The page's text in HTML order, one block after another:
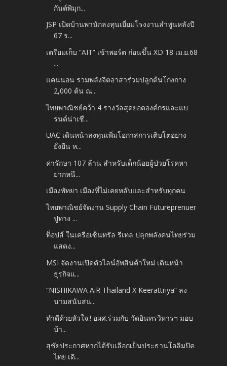
กันต์พิมุก...
JSP เปิดบ้านพานักลงทุนเยี่ยมโรงงานลำพูนหลังปี
67 ร...
เตรียมเก็บ “AIT” เข้าพอร์ต ก่อนขึ้น XD 18 เม.ย.68
...
แคนนอน รวมพลังจิตอาสาร่วมปลูกต้นโกงกาง
2,000 ต้น ณ...
ไทยพาณิชย์คว้า 4 รางวัลสุดยอดองค์กรและแบ
รนด์น่าเชื...
UAC เดินหน้าลงทุนเพิ่มโอกาสการเติบโตอย่าง
ยั่งยืน ห...
ค่ารักษา 107 ล้าน สำหรับเด็กน้อยผู้ป่วยโรคหา
ยากหนึ...
เมืองพัทยา เมืองที่ไม่เคยหลับและสำหรับทุกคน
ไทยพาณิชย์จัดงาน Supply Chain Futureprenuer
ปูทาง ...
ท็อปส์ ในเครือเซ็นทรัล รีเทล ปลุกพลังคนไทยร่วม
แสดง...
MSI จัดงานเปิดตัวไลน์อัพสินค้าใหม่ เดินหน้า
ธุรกิจแ...
“NISHIKAWA AiR Thailand X Keerattriya” ลง
นามสนับสน...
ทำดีด้วยหัวใจ.! อผศ.ร่วมกับ​ วัดอินทรวิหารฯ มอบ
บ้า...
สุชัยประกาศหากได้รับเลือกเป็นประธานโอลิมปิค
ไทย เดิ...